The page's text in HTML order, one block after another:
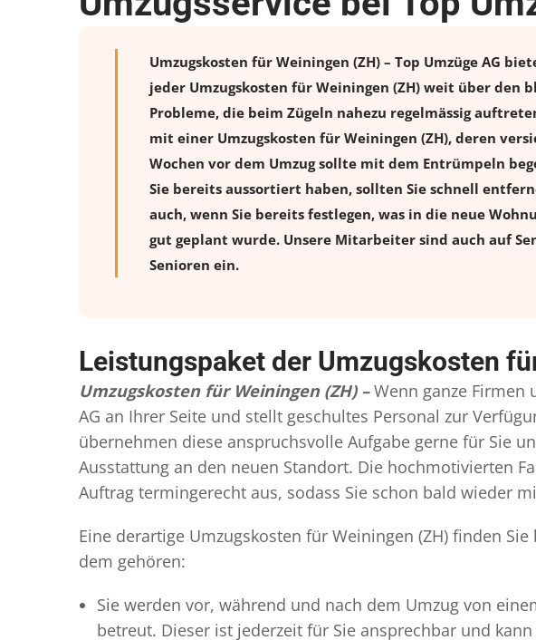
Umzugskosten für Weiningen (ZH) – Top Umzüge AG
jeder Umzugskosten für Weiningen (ZH) weit über
Probleme, die beim Zügeln nahezu regelmässig
mit einer Umzugskosten für Weiningen (ZH), deren
Wochen vor dem Umzug sollte mit dem Entrümpeln
Sie bereits aussortiert haben, sollten Sie schnell
auch, wenn Sie bereits festlegen, was in die neue
gut geplant wurde. Unsere Mitarbeiter sind auch auf
Senioren ein.
Leistungspaket der Umzugskosten
Umzugskosten für Weiningen (ZH) – Wenn ganze Firmen
AG an Ihrer Seite und stellt geschultes Personal zur
übernehmen diese anspruchsvolle Aufgabe gerne für Sie
Ausstattung an den neuen Standort. Die hochmotivierten
Auftrag termingerecht aus, sodass Sie schon bald wieder
Eine derartige Umzugskosten für Weiningen (ZH) finden
dem gehören:
Sie werden vor, während und nach dem Umzug von
betreut. Dieser ist jederzeit für Sie ansprechbar und